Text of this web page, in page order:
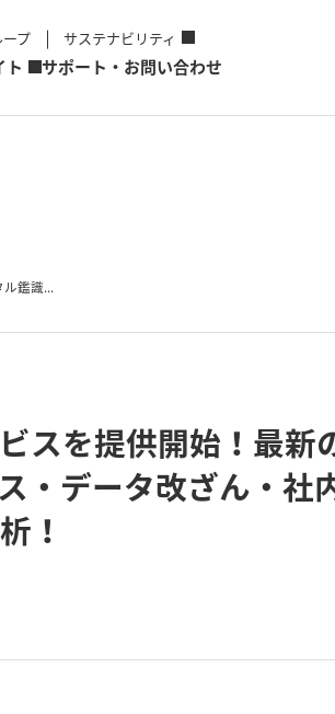
プ サステナビリティ
ト サポート・お問い合わせ
鑑識...
スを提供開始！最新
・データ改ざん・社
！